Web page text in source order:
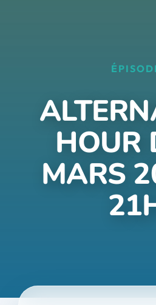
HOUR
MARS